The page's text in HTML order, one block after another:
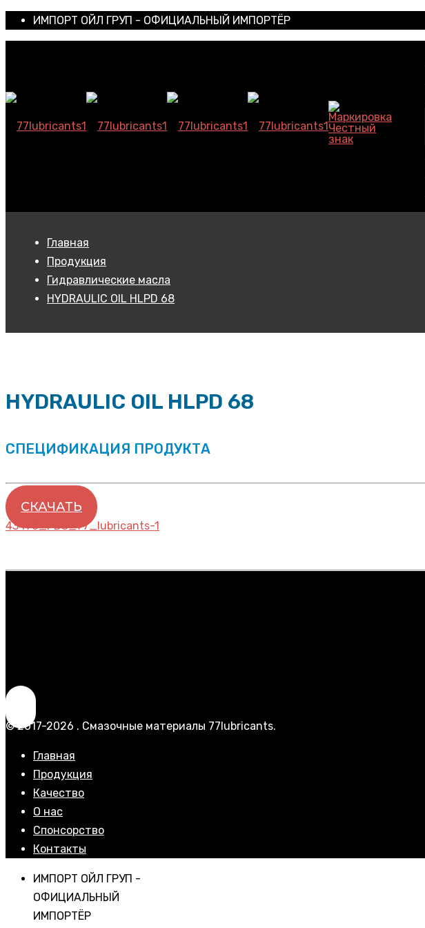
ИМПОРТ ОЙЛ ГРУП - ОФИЦИАЛЬНЫЙ ИМПОРТЁР
Главная
Продукция
Гидравлические масла
HYDRAULIC OIL HLPD 68
HYDRAULIC OIL HLPD 68
СПЕЦИФИКАЦИЯ ПРОДУКТА
СКАЧАТЬ
43470_PDS_77_lubricants-1
© 2017-2026 . Смазочные материалы 77lubricants.
Главная
Продукция
Качество
О нас
Спонсорство
Контакты
ИМПОРТ ОЙЛ ГРУП -
ОФИЦИАЛЬНЫЙ
ИМПОРТЁР